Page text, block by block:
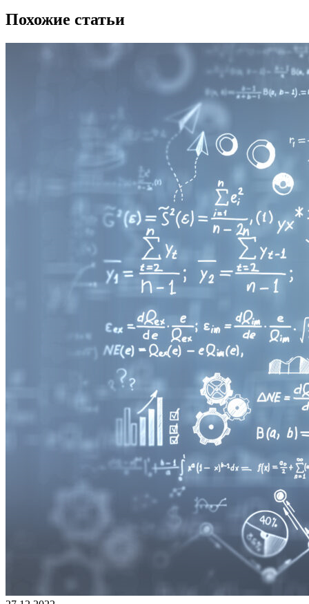
Похожие статьи